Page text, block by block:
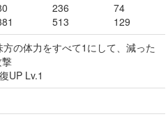
236
513
74
129
の体力をすべて1にして、減った
UP Lv.1